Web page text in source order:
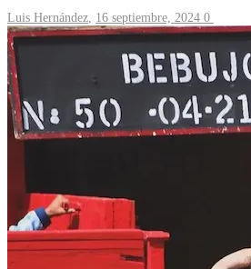
Luis Hernández, 16 septiembre, 2024 0